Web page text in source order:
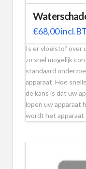
€68,00
Is er vloeistof over
zo snel mogelijk
standaard
apparaat. Hoe
de kans is dat uw
lopen uw apparaat
wordt het apparaat